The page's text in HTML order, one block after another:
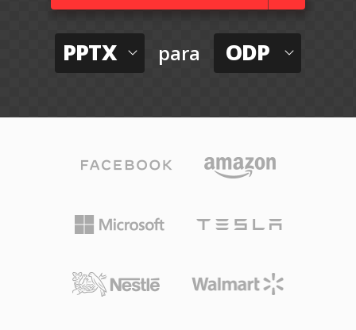
PPTX para ODP